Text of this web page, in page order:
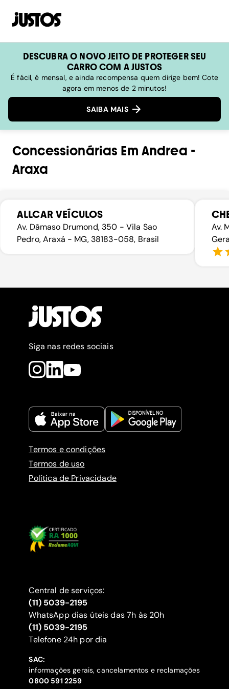
DESCUBRA O NOVO JEITO DE PROTEGER SEU
CARRO COM A JUSTOS
É fácil, é mensal, e ainda recompensa quem dirige bem! Cote
agora em menos de 2 minutos!
SAIBA MAIS
Concessionárias Em Andrea -
Araxa
ALLCAR VEÍCULOS
Av. Dâmaso Drumond, 350 - Vila Sao
Pedro, Araxá - MG, 38183-058, Brasil
Av.
Siga nas redes sociais
Termos e condições
Termos de uso
Política de Privacidade
Central de serviços:
(11) 5039-2195
WhatsApp dias úteis das 7h às 20h
(11) 5039-2195
‍Telefone 24h por dia
SAC:
informações gerais, cancelamentos e reclamações
‍0800 591 2259